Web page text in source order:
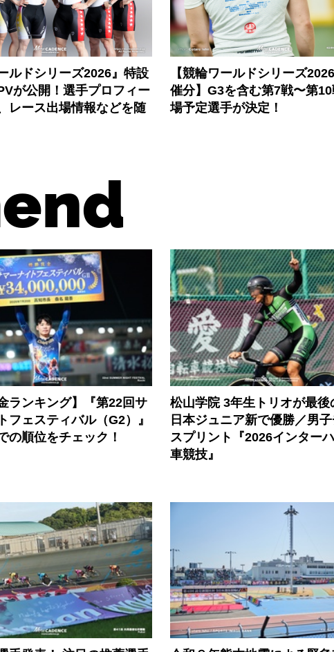
ルドシリーズ2026』特設
が公開！選手プロフィー
レース出場情報などを随
【競輪ワールドシリーズ
催分】G3を含む第7戦〜第10
場予定選手が決定！
ランキング】『第22回サ
フェスティバル（G2）』
の順位をチェック！
松山学院 3年生トリオが最後
日本ジュニア新で優勝／男
スプリント『2026インター
車競技』